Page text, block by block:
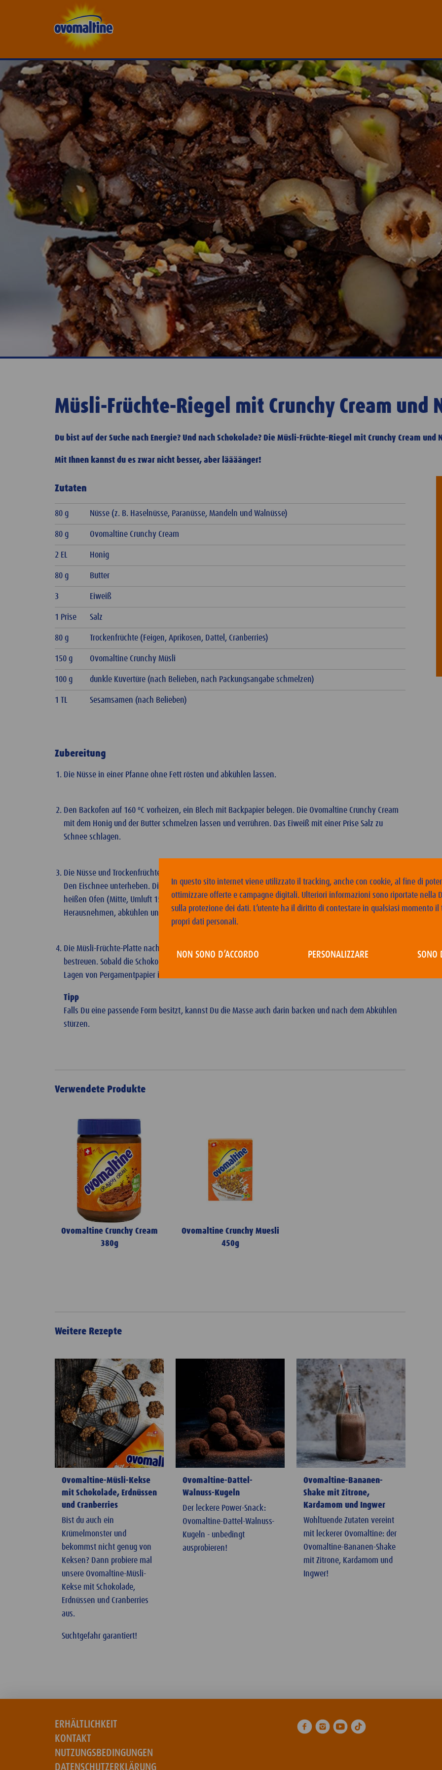
Müsli-Früchte-Riegel mit Crunchy Cream und
Du bist auf der Suche nach Energie? Und nach Schokolade? Die Müsli-Früchte-Riegel mit Crunchy Cream und
Mit Ihnen kannst du es zwar nicht besser, aber läääänger!
Zutaten
80 g Nüsse (z. B. Haselnüsse, Paranüsse, Mandeln und Walnüsse)
80 g Ovomaltine Crunchy Cream
2 EL Honig
80 g Butter
3 Eiweiß
1 Prise Salz
80 g Trockenfrüchte (Feigen, Aprikosen, Dattel, Cranberries)
150 g Ovomaltine Crunchy Müsli
100 g dunkle Kuvertüre (nach Belieben, nach Packungsangabe schmelzen)
1 TL Sesamsamen (nach Belieben)
Zubereitung
Die Nüsse in einer Pfanne ohne Fett rösten und abkühlen lassen.
Den Backofen auf 160 ºC vorheizen, ein Blech mit Backpapier belegen. Die Ovomaltine Crunchy Cream
mit dem Honig und der Butter schmelzen lassen und verrühren. Das Eiweiß mit einer Prise Salz zu
Schnee schlagen.
Die Nüsse und Trockenfrüchte grob hacken und mit dem Müsli unter die Schokoladenmasse mengen.
Den Eischnee unterheben. Die Masse auf dem Blech zu einem Rechteck von ca. 18 x 24 cm formen. Im
heißen Ofen (Mitte, Umluft 150 ºC) ca. 30 Min. backen, bis die Oberfläche leicht gebräunt ist.
Herausnehmen, abkühlen und 3–4 Std. trocknen lassen.
Die Müsli-Früchte-Platte nach Belieben mit dunkler Kuvertüre überziehen und mit Sesamsamen
bestreuen. Sobald die Schokolade fest ist, in längliche Riegel oder in Quadrate schneiden und zwischen
Lagen von Pergamentpapier in einer Blechdose aufbewahren.
Tipp
Falls Du eine passende Form besitzt, kannst Du die Masse auch darin backen und nach dem Abkühlen
stürzen.
Verwendete Produkte
Ovomaltine Crunchy Cream
380g
Ovomaltine Crunchy Muesli
450g
Weitere Rezepte
Ovomaltine-Müsli-Kekse
mit Schokolade, Erdnüssen
und Cranberries
Bist du auch ein
Krümelmonster und
bekommst nicht genug von
Keksen? Dann probiere mal
unsere Ovomaltine-Müsli-
Kekse mit Schokolade,
Erdnüssen und Cranberries
aus.
Suchtgefahr garantiert!
Ovomaltine-Dattel-
Walnuss-Kugeln
Der leckere Power-Snack:
Ovomaltine-Dattel-Walnuss-
Kugeln - unbedingt
ausprobieren!
Ovomaltine-Bananen-
Shake mit Zitrone,
Kardamom und Ingwer
Wohltuende Zutaten vereint
mit leckerer Ovomaltine: der
Ovomaltine-Bananen-Shake
mit Zitrone, Kardamom und
Ingwer!
ERHÄLTLICHKEIT
KONTAKT
NUTZUNGSBEDINGUNGEN
DATENSCHUTZERKLÄRUNG
In questo sito internet viene utilizzato il tracking, anche con cookie, al fine di
ottimizzare offerte e campagne digitali. Ulteriori informazioni sono riportate nella
sulla protezione dei dati. L’utente ha il diritto di contestare in qualsiasi momento
propri dati personali.
NON SONO D’ACCORDO PERSONALIZZARE SONO